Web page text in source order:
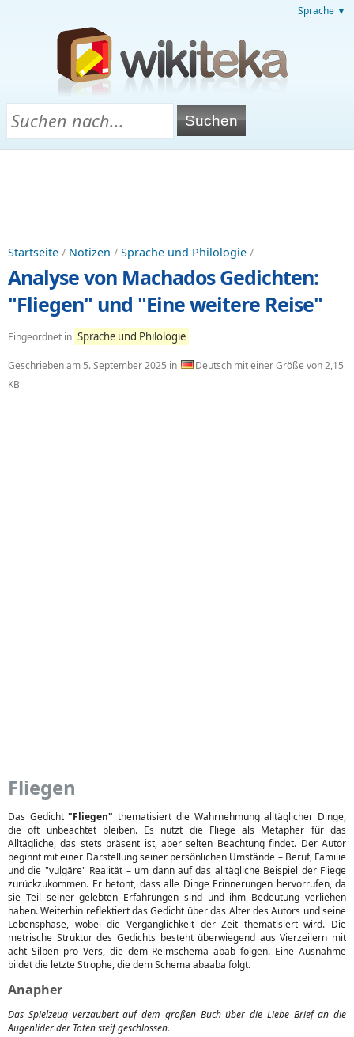
Sprache ▼
Startseite / Notizen / Sprache und Philologie /
Analyse von Machados Gedichten:
"Fliegen" und "Eine weitere Reise"
Eingeordnet in Sprache und Philologie
Geschrieben am 5. September 2025 in
Deutsch mit einer Größe von 2,15
KB
Fliegen
Das Gedicht"Fliegen" thematisiert die Wahrnehmung alltäglicher Dinge,
die oft unbeachtet bleiben. Es nutzt die Fliege als Metapher für das
Alltägliche, das stets präsent ist, aber selten Beachtung findet. Der Autor
beginnt mit einer Darstellung seiner persönlichen Umstände – Beruf, Familie
und die "vulgäre" Realität – um dann auf das alltägliche Beispiel der Fliege
zurückzukommen. Er betont, dass alle Dinge Erinnerungen hervorrufen, da
sie Teil seiner gelebten Erfahrungen sind und ihm Bedeutung verliehen
haben. Weiterhin reflektiert das Gedicht über das Alter des Autors und seine
Lebensphase, wobei die Vergänglichkeit der Zeit thematisiert wird. Die
metrische Struktur des Gedichts besteht überwiegend aus Vierzeilern mit
acht Silben pro Vers, die dem Reimschema abab folgen. Eine Ausnahme
bildet die letzte Strophe, die dem Schema abaaba folgt.
Anapher
Das Spielzeug verzaubert auf dem großen Buch über die Liebe Brief an die
Augenlider der Toten steif geschlossen.